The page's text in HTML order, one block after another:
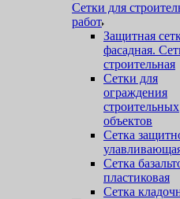
Сетки для
работ
Защитная
фасадная.
строительная
Сетки для
ограждения
строительных
объектов
Сетка
Сетка
пластиковая
Сетка